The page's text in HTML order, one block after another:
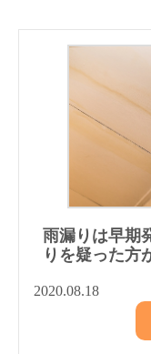
雨漏りは早期
りを疑った方
2020.08.18